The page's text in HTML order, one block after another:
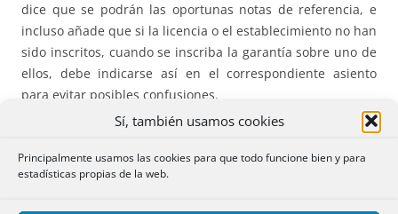
Sí, también usamos cookies
Principalmente usamos las cookies para que todo funcione bien y para
estadísticas propias de la web.
dice que se podrán las oportunas notas de referencia, e
incluso añade que si la licencia o el establecimiento no han
sido inscritos, cuando se inscriba la garantía sobre uno de
ellos, debe indicarse así en el correspondiente asiento
para evitar posibles confusiones.
de expedición
de cargas sólo se reflejará en el folio del bien que se
ejecute, sea la licencia o el establecimiento. En